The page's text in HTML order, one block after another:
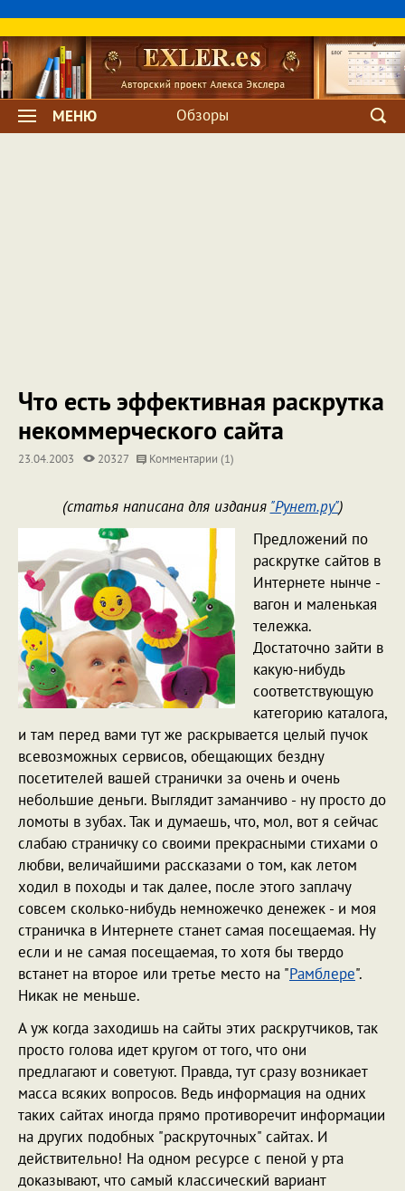
МЕНЮ Обзоры
Что есть эффективная раскрутка
некоммерческого сайта
23.04.2003 20327 Комментарии (1)
(статья написана для издания "Рунет.ру")
Предложений по
раскрутке сайтов в
Интернете нынче -
вагон и маленькая
тележка.
Достаточно зайти в
какую-нибудь
соответствующую
категорию каталога,
и там перед вами тут же раскрывается целый пучок
всевозможных сервисов, обещающих бездну
посетителей вашей странички за очень и очень
небольшие деньги. Выглядит заманчиво - ну просто до
ломоты в зубах. Так и думаешь, что, мол, вот я сейчас
слабаю страничку со своими прекрасными стихами о
любви, величайшими рассказами о том, как летом
ходил в походы и так далее, после этого заплачу
совсем сколько-нибудь немножечко денежек - и моя
страничка в Интернете станет самая посещаемая. Ну
если и не самая посещаемая, то хотя бы твердо
встанет на второе или третье место на "Рамблере".
Никак не меньше.
А уж когда заходишь на сайты этих раскрутчиков, так
просто голова идет кругом от того, что они
предлагают и советуют. Правда, тут сразу возникает
масса всяких вопросов. Ведь информация на одних
таких сайтах иногда прямо противоречит информации
на других подобных "раскруточных" сайтах. И
действительно! На одном ресурсе с пеной у рта
доказывают, что самый классический вариант